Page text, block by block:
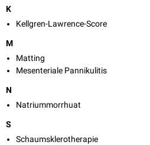
K
Kellgren-Lawrence-Score
M
Matting
Mesenteriale Pannikulitis
N
Natriummorrhuat
S
Schaumsklerotherapie